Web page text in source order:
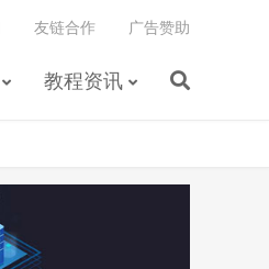
教程资讯
友链合作 广告赞助